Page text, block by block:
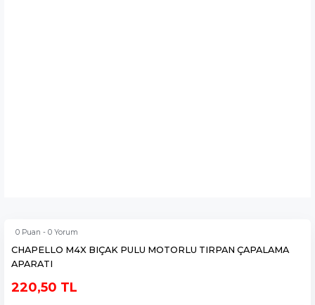
0 Puan - 0 Yorum
CHAPELLO M4X BIÇAK PULU MOTORLU TIRPAN ÇAPALAMA
APARATI
220,50 TL